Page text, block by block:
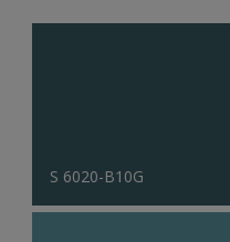
S 6020-B10G